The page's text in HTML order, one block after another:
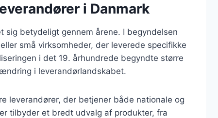
i Danmark
sig betydeligt gennem årene. I begyndelsen
små virksomheder, der leverede specifikke
i det 19. århundrede begyndte større
i leverandørlandskabet.
leverandører, der betjener både nationale og
tilbyder et bredt udvalg af produkter, fra